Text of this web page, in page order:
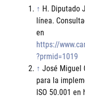
↑ H. Diputado
línea.
en
https://
?prmid=1019
↑ José Miguel
para la
ISO 50.001